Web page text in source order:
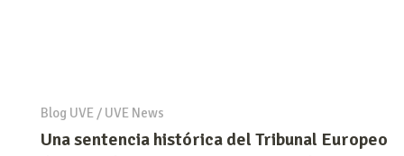
Blog UVE / UVE News
Una sentencia histórica del Tribunal Europeo